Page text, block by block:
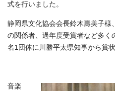
式を行いました。
静岡県文化協会会長鈴木壽美子様
の関係者、過年度受賞者など多く
名1団体に川勝平太県知事から賞
音楽